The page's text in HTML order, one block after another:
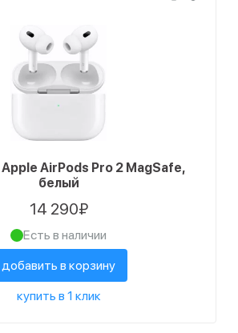
AirPods Pro 2 MagSafe,
белый
14 290₽
Есть в наличии
добавить в корзину
купить в 1 клик